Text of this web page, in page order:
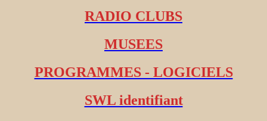
RADIO CLUBS
MUSEES
PROGRAMMES - LOGICIELS
SWL identifiant